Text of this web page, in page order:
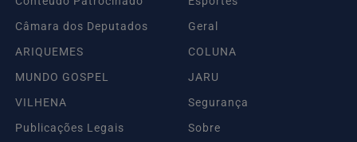
Câmara dos Deputados
Geral
ARIQUEMES
COLUNA
MUNDO GOSPEL
JARU
VILHENA
Segurança
Publicações Legais
Sobre